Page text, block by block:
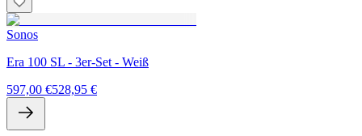
Sonos
Era 100 SL - 3er-Set - Weiß
597,00 €528,95 €